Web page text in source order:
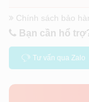
Chính sách bảo
Bạn cần hổ
Tư vấn qua Zalo